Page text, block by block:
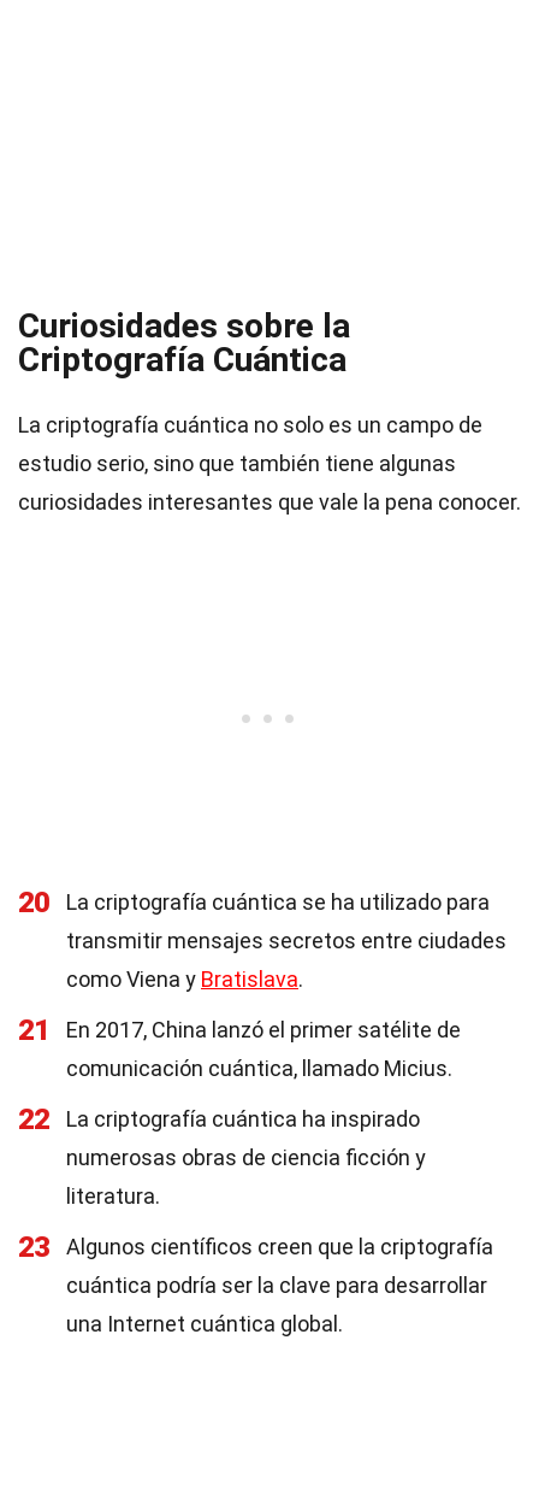
Curiosidades sobre la
Criptografía Cuántica
La criptografía cuántica no solo es un campo de
estudio serio, sino que también tiene algunas
curiosidades interesantes que vale la pena conocer.
20
La criptografía cuántica se ha utilizado para
transmitir mensajes secretos entre ciudades
como Viena y Bratislava.
21
En 2017, China lanzó el primer satélite de
comunicación cuántica, llamado Micius.
22
La criptografía cuántica ha inspirado
numerosas obras de ciencia ficción y
literatura.
23
Algunos científicos creen que la criptografía
cuántica podría ser la clave para desarrollar
una Internet cuántica global.